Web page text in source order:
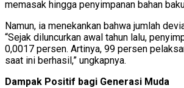
memasak hingga penyimpanan bahan
Namun, ia menekankan bahwa jumlah
“Sejak diluncurkan awal tahun lalu,
0,0017 persen. Artinya, 99 persen
saat ini berhasil,” ungkapnya.
Dampak Positif bagi Generasi Muda